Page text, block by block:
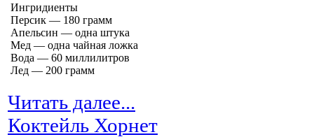
Ингридиенты
Персик — 180 грамм
Апельсин — одна штука
Мед — одна чайная ложка
Вода — 60 миллилитров
Лед — 200 грамм
Читать далее...
Коктейль Хорнет